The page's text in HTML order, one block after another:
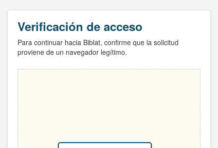
Verificación de acceso
Para continuar hacia Biblat, confirme que la solicitud
proviene de un navegador legítimo.